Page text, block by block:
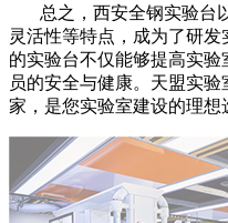
总之，西安全钢实验台
灵活性等特点，成为了研
的实验台不仅能够提高实验
员的安全与健康。天盟实
家，是您实验室建设的理想